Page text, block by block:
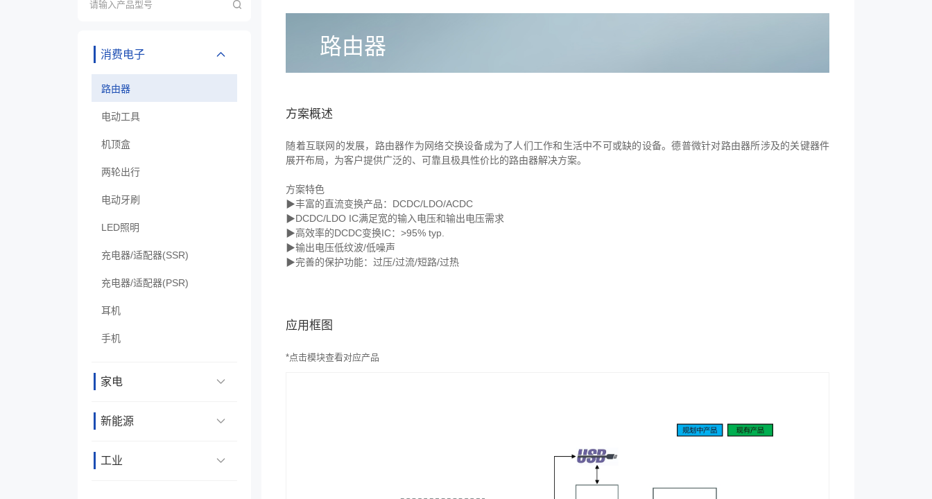
消费电子
路由器
电动工具
机顶盒
两轮出行
电动牙刷
LED照明
充电器/适配器(SSR)
充电器/适配器(PSR)
耳机
手机
家电
新能源
工业
路由器
方案概述
随着互联网的发展，路由器作为网络交换设备成为了人们工作和生活中不可或缺的设备。德普微针对路由器所涉及的关键器件
展开布局，为客户提供广泛的、可靠且极具性价比的路由器解决方案。
方案特色
▶丰富的直流变换产品：DCDC/LDO/ACDC
▶DCDC/LDO IC满足宽的输入电压和输出电压需求
▶高效率的DCDC变换IC：>95% typ.
▶输出电压低纹波/低噪声
▶完善的保护功能：过压/过流/短路/过热
应用框图
*点击模块查看对应产品